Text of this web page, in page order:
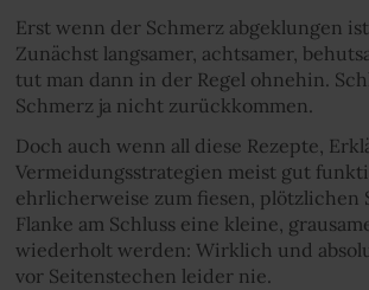
Erst wenn der Schmerz abgeklungen
Zunächst langsamer, achtsamer,
tut man dann in der Regel ohnehin.
Schmerz ja nicht zurückkommen.
Doch auch wenn all diese Rezepte,
Vermeidungsstrategien meist gut
ehrlicherweise zum fiesen, plötzlichen
Flanke am Schluss eine kleine,
wiederholt werden: Wirklich und
vor Seitenstechen leider nie.